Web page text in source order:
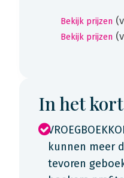
Bekijk prijzen
Bekijk prijzen
In het kort
kunnen meer
tevoren